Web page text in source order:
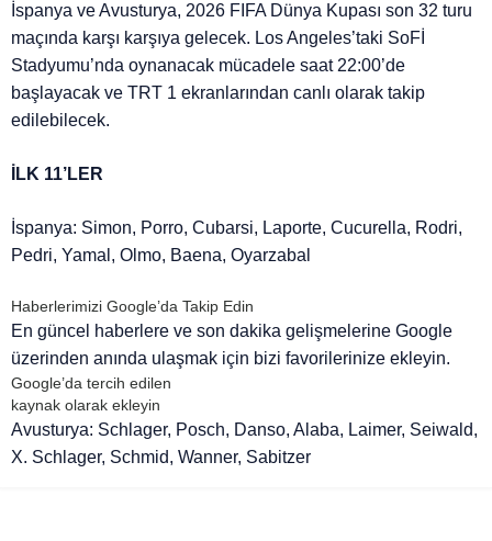
İspanya ve Avusturya, 2026 FIFA Dünya Kupası son 32 turu
maçında karşı karşıya gelecek. Los Angeles’taki SoFİ
Stadyumu’nda oynanacak mücadele saat 22:00’de
başlayacak ve TRT 1 ekranlarından canlı olarak takip
edilebilecek.
İLK 11’LER
İspanya: Simon, Porro, Cubarsi, Laporte, Cucurella, Rodri,
Pedri, Yamal, Olmo, Baena, Oyarzabal
Haberlerimizi Google’da Takip Edin
En güncel haberlere ve son dakika gelişmelerine Google
üzerinden anında ulaşmak için bizi favorilerinize ekleyin.
Google’da tercih edilen
kaynak olarak ekleyin
Avusturya: Schlager, Posch, Danso, Alaba, Laimer, Seiwald,
X. Schlager, Schmid, Wanner, Sabitzer